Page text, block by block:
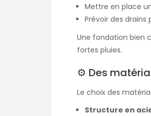
Mettre en place
Prévoir des
Une fondation bien
fortes pluies.
⚙ Des
Le choix des
Structure en